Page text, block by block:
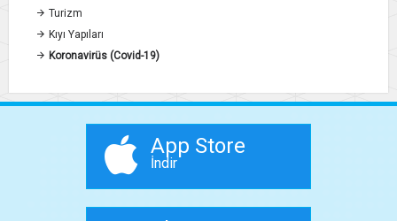
Turizm
Kıyı Yapıları
Koronavirüs (Covid-19)
App Store
İndir